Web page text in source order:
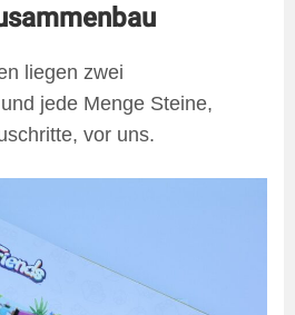
liegen zwei
jede Menge Steine,
vor uns.